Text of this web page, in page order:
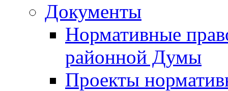
Документы
Нормативные
районной Думы
Проекты